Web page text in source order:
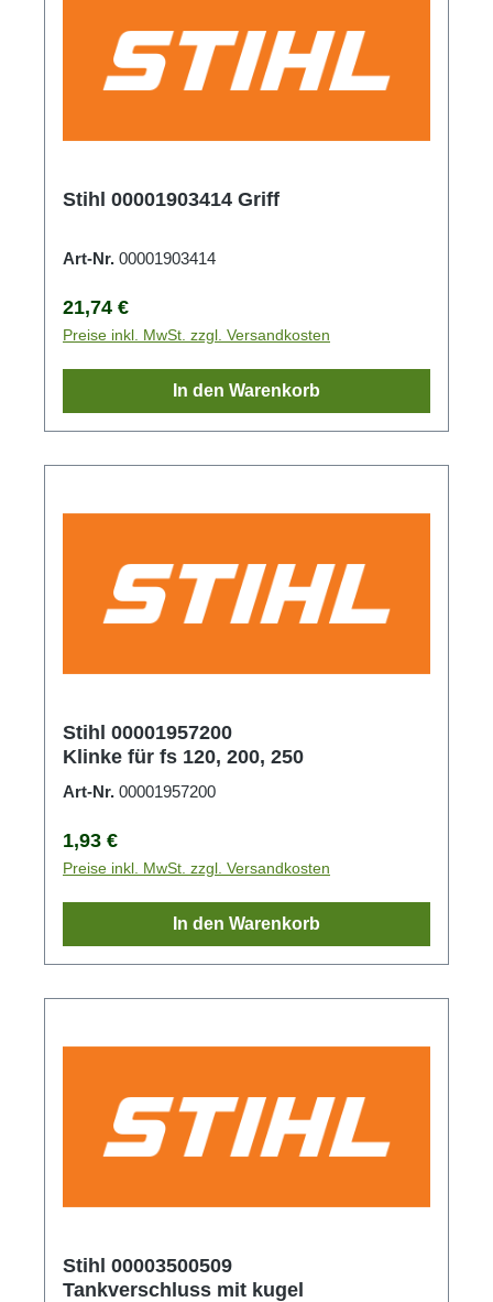
Stihl 00001903414 Griff
Art-Nr. 00001903414
Regulärer Preis:
21,74 €
Preise inkl. MwSt. zzgl. Versandkosten
In den Warenkorb
Stihl 00001957200
Klinke für fs 120, 200, 250
Art-Nr. 00001957200
Regulärer Preis:
1,93 €
Preise inkl. MwSt. zzgl. Versandkosten
In den Warenkorb
Stihl 00003500509
Tankverschluss mit kugel